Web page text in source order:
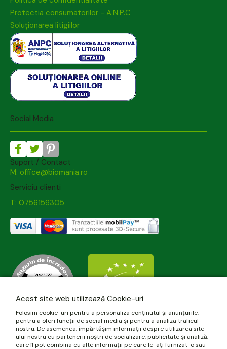
Protectia consumatorilor - A.N.P.C
Soluționarea litigiilor
Social Media
Suport / Contact
M: office@biomania.ro
Serviciu clienti
T: 0756159305
Acest site web utilizează Cookie-uri
Folosim cookie-uri pentru a personaliza conținutul și anunțurile,
pentru a oferi funcții de social media și pentru a analiza traficul
nostru. De asemenea, împărtășim informații despre utilizarea site-
ului nostru cu partenerii noștri de socializare, publicitate și analiză,
care îl pot combina cu alte informații pe care le-ați furnizat-o sau